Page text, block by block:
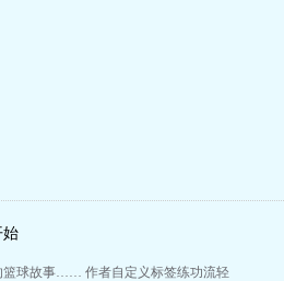
始
篮球故事…… 作者自定义标签练功流轻